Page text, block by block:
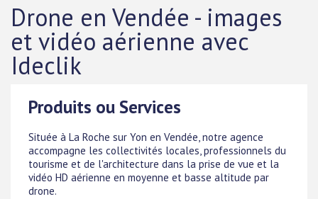
Drone en Vendée - images
et vidéo aérienne avec
Ideclik
Produits ou Services
Située à La Roche sur Yon en Vendée, notre agence
accompagne les collectivités locales, professionnels du
tourisme et de l'architecture dans la prise de vue et la
vidéo HD aérienne en moyenne et basse altitude par
drone.